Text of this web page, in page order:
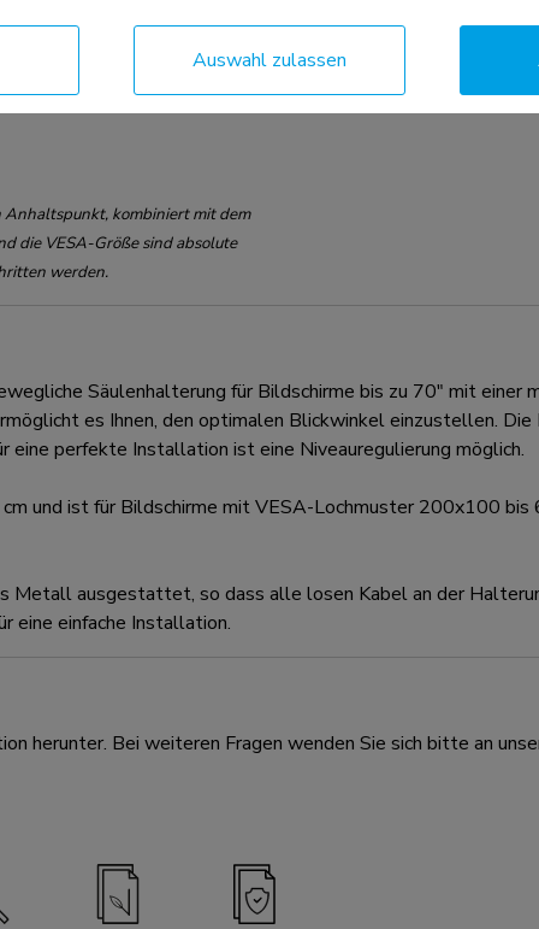
Anhaltspunkt, kombiniert mit dem
die VESA-Größe sind absolute
werden.
Säulenhalterung für Bildschirme bis zu 70" mit einer
es Ihnen, den optimalen Blickwinkel einzustellen.
perfekte Installation ist eine Niveauregulierung möglich.
und ist für Bildschirme mit VESA-Lochmuster 200x100
Metall ausgestattet, so dass alle losen Kabel an der
eine einfache Installation.
herunter. Bei weiteren Fragen wenden Sie sich bitte an
Auswahl zulassen